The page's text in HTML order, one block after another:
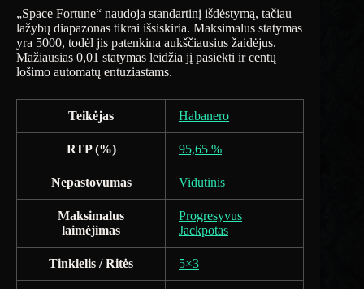
„Space Fortune“ naudoja standartinį išdėstymą, tačiau
lažybų diapazonas tikrai išsiskiria. Maksimalus statymas
yra 5000, todėl jis patenkina aukščiausius žaidėjus.
Mažiausias 0,01 statymas leidžia jį pasiekti ir centų
lošimo automatų entuziastams.
Teikėjas Habanero
RTP (%) 95,65 %
Nepastovumas Vidutinis
Maksimalus
laimėjimas
Progresyvus
Jackpotas
Tinklelis / Ritės 5×3